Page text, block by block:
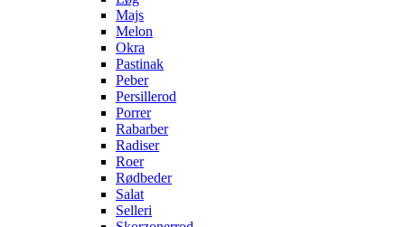
Majs
Melon
Okra
Pastinak
Peber
Persillerod
Porrer
Rabarber
Radiser
Roer
Rødbeder
Salat
Selleri